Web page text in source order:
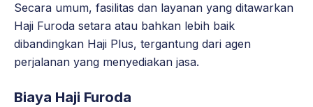
Secara umum, fasilitas dan layanan yang ditawarkan
Haji Furoda setara atau bahkan lebih baik
dibandingkan Haji Plus, tergantung dari agen
perjalanan yang menyediakan jasa.
Biaya Haji Furoda